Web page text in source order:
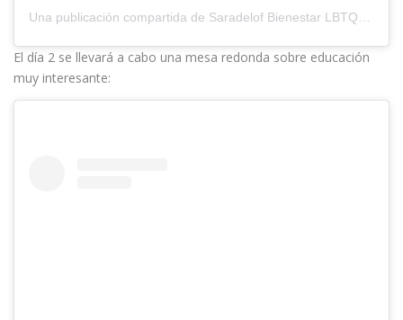
Una publicación compartida de Saradelof Bienestar LBTQAI🌈 (@saludintegraldiversalbtqai)
El día 2 se llevará a cabo una mesa redonda sobre educación
muy interesante: